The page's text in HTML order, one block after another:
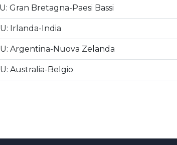
Gran Bretagna-Paesi Bassi
Irlanda-India
Argentina-Nuova Zelanda
Australia-Belgio